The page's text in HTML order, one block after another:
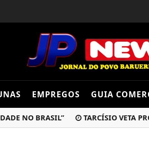
EMPREGOS GUIA
NO BRASIL” TARCÍSIO VETA